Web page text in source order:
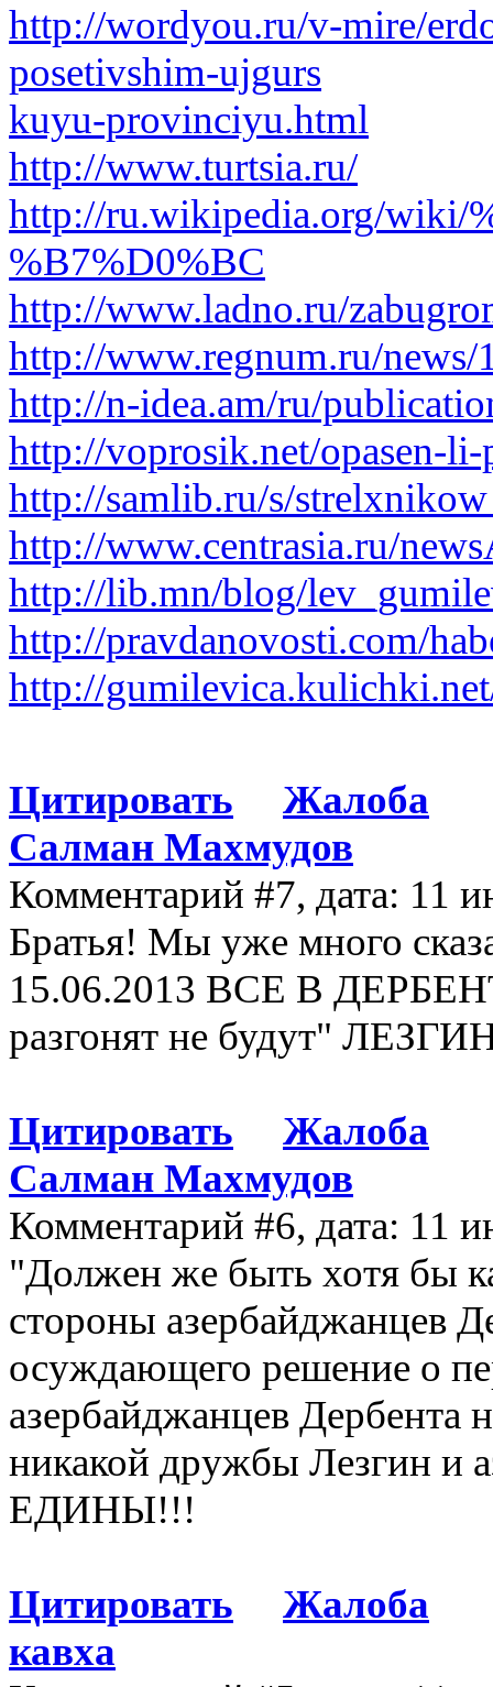
http://wordyou.ru/v-mire/
posetivshim-ujgurs
kuyu-provinciyu.html
http://www.turtsia.ru/
http://ru.wikipedia.org/wiki/
%B7%D0%BC
http://www.ladno.ru/
http://www.regnum.ru/news/
http://n-idea.am/ru/
http://voprosik.net/opasen-
http://samlib.ru/s/
http://www.centrasia.ru/
http://lib.mn/blog/
http://pravdanovosti.com/
http://
Цитировать
Жалоба
Салман Махмудов
Комментарий #7, дата: 11
Братья! Мы уже много
15.06.2013 ВСЕ В
разгонят не будут"
Цитировать
Жалоба
Салман Махмудов
Комментарий #6, дата: 11
"Должен же быть хотя бы
стороны азербайджанцев
осуждающего решение о
азербайджанцев Дербента
никакой дружбы Лезгин
ЕДИНЫ!!!
Цитировать
Жалоба
кавха